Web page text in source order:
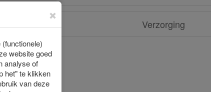
Verzorging